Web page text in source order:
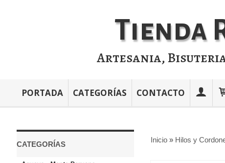
Tienda
Artesania,
PORTADA CATEGORÍAS CONTACTO
CATEGORÍAS
Inicio» Hilos y